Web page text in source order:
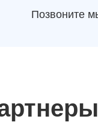
Позвоните